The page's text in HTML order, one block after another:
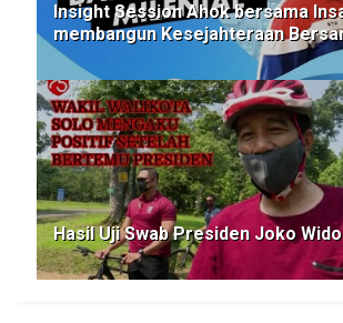
Insight Session Ahok bersama
membangun Kesejahteraan
Hasil Uji Swab Presiden Joko